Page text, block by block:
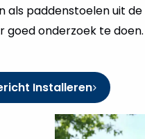
paddenstoelen uit de
goed onderzoek te
Installeren